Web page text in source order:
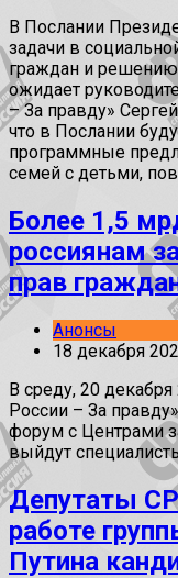
В Послании
задачи в
граждан и
ожидает
– За правду»
что в Послании
программные
семей с детьми,
Более 1,5
россиянам
прав
Анонсы
18 декабря
В среду, 20
России – За
форум с Центрами
выйдут
Депутаты
работе
Путина